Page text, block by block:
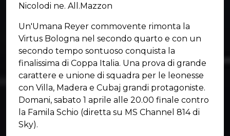
Nicolodi ne. All.Mazzon
Un'Umana Reyer commovente rimonta la
Virtus Bologna nel secondo quarto e con un
secondo tempo sontuoso conquista la
finalissima di Coppa Italia. Una prova di grande
carattere e unione di squadra per le leonesse
con Villa, Madera e Cubaj grandi protagoniste.
Domani, sabato 1 aprile alle 20.00 finale contro
la Famila Schio (diretta su MS Channel 814 di
Sky).